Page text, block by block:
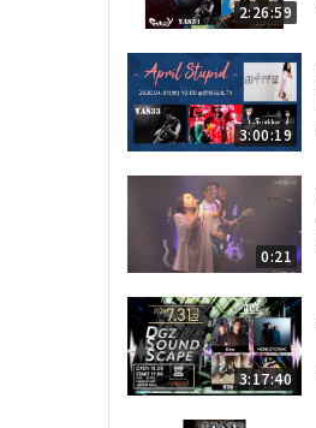
2:26:59
3:00:19
0:21
3:17:40